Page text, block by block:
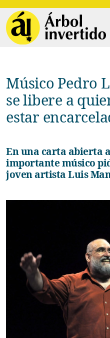
Músico Pedro Luis Ferrer: "Que
se libere a
estar
En una carta abierta al gobierno cubano, el
importante músico
joven artista Luis